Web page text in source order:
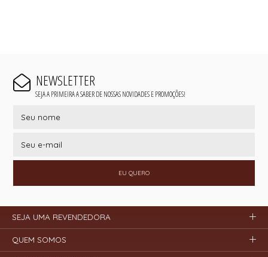
NEWSLETTER
SEJA A PRIMEIRA A SABER DE NOSSAS NOVIDADES E PROMOÇÕES!
EU QUERO
SEJA UMA REVENDEDORA
QUEM SOMOS